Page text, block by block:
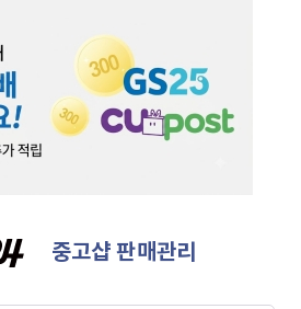
중고샵 판매관리